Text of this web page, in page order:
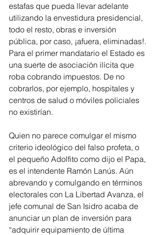
estafas que pueda llevar adelante
utilizando la envestidura presidencial,
todo el resto, obras e inversión
pública, por caso, ¡afuera, eliminadas!.
Para el primer mandatario el Estado es
una suerte de asociación ilícita que
roba cobrando impuestos. De no
cobrarlos, por ejemplo, hospitales y
centros de salud o móviles policiales
no existirían.
Quien no parece comulgar el mismo
criterio ideológico del falso profeta, o
el pequeño Adolfito como dijo el Papa,
es el intendente Ramón Lanús. Aún
abrevando y comulgando en términos
electorales con La Libertad Avanza, el
jefe comunal de San Isidro acaba de
anunciar un plan de inversión para
“adquirir equipamiento de última